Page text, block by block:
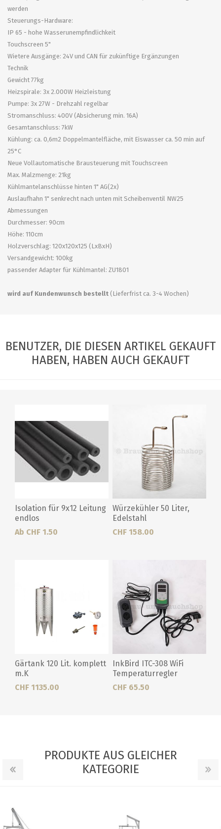
werden
Steuerungs-Hardware:
IP 65 - hohe Wasserunempfindlichkeit
Touchscreen 5"
Wietere Ausgänge: 24V und CAN für zukünftige Ergänzungen
Technik
Gewicht 77kg
Heizspirale: 3x 2.000W Heizleistung
Pumpe: 3x 27W - Drehzahl regelbar
Stromanschluss: 400V (Absicherung min. 16A)
Gesamtanschluss: 7kW
Kühlung: ca. 0,6m2 Doppelmantelfläche, mit Eiswasser ca. 50 min auf
25°C
Neue Vollautomatische Brausteuerung mit Touchscreen
Max. Malzmenge: 21kg
Kühlmantelanschlüsse hinten 1" AG(2x)
Auslaufhahn 1" senkrecht nach unten mit Scheibenventil NW25
Abmessungen
Durchmesser: 90cm
Höhe: 110cm
Holzverschlag: 120x120x125 (LxBxH)
Versandgewicht: 100kg
passender Adapter für Kühlmantel: ZU1801
wird auf Kundenwunsch bestellt (Lieferfrist ca. 3-4 Wochen)
BENUTZER, DIE DIESEN ARTIKEL GEKAUFT
HABEN, HABEN AUCH GEKAUFT
Isolation für 9x12 Leitung
endlos
Ab CHF 1.50
Würzekühler 50 Liter,
Edelstahl
CHF 158.00
Gärtank 120 Lit. komplett
m.K
CHF 1135.00
InkBird ITC-308 WiFi
Temperaturregler
CHF 65.50
PRODUKTE AUS GLEICHER
KATEGORIE